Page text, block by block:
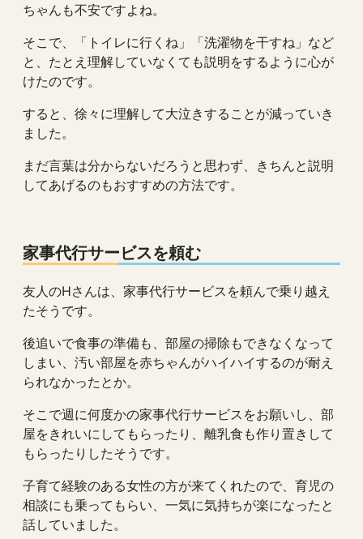
ちゃんも不安ですよね。
そこで、「トイレに行くね」「洗濯物を干すね」など
と、たとえ理解していなくても説明をするように心が
けたのです。
すると、徐々に理解して大泣きすることが減っていき
ました。
まだ言葉は分からないだろうと思わず、きちんと説明
してあげるのもおすすめの方法です。
家事代行サービスを頼む
友人のHさんは、家事代行サービスを頼んで乗り越え
たそうです。
後追いで食事の準備も、部屋の掃除もできなくなって
しまい、汚い部屋を赤ちゃんがハイハイするのが耐え
られなかったとか。
そこで週に何度かの家事代行サービスをお願いし、部
屋をきれいにしてもらったり、離乳食も作り置きして
もらったりしたそうです。
子育て経験のある女性の方が来てくれたので、育児の
相談にも乗ってもらい、一気に気持ちが楽になったと
話していました。